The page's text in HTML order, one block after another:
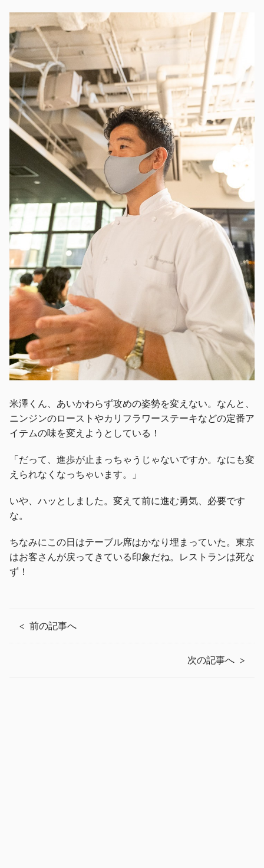
米澤くん、あいかわらず攻めの姿勢を変えない。なんと、
ニンジンのローストやカリフラワーステーキなどの定番ア
イテムの味を変えようとしている！
「だって、進歩が止まっちゃうじゃないですか。なにも変
えられなくなっちゃいます。」
いや、ハッとしました。変えて前に進む勇気、必要です
な。
ちなみにこの日はテーブル席はかなり埋まっていた。東京
はお客さんが戻ってきている印象だね。レストランは死な
ず！
前の記事へ
次の記事へ